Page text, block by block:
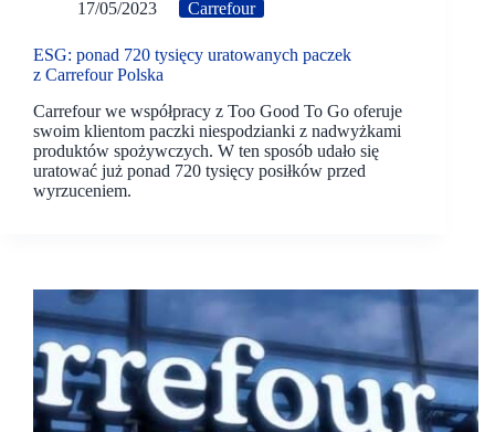
17/05/2023 Carrefour
ESG: ponad 720 tysięcy uratowanych paczek
z Carrefour Polska
Carrefour we współpracy z Too Good To Go oferuje
swoim klientom paczki niespodzianki z nadwyżkami
produktów spożywczych. W ten sposób udało się
uratować już ponad 720 tysięcy posiłków przed
wyrzuceniem.